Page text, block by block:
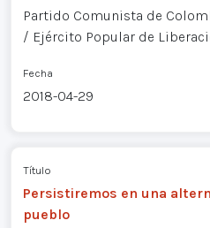
Partido Comunista de
/ Ejército Popular de
Fecha
2018-04-29
Título
Persistiremos en una
pueblo